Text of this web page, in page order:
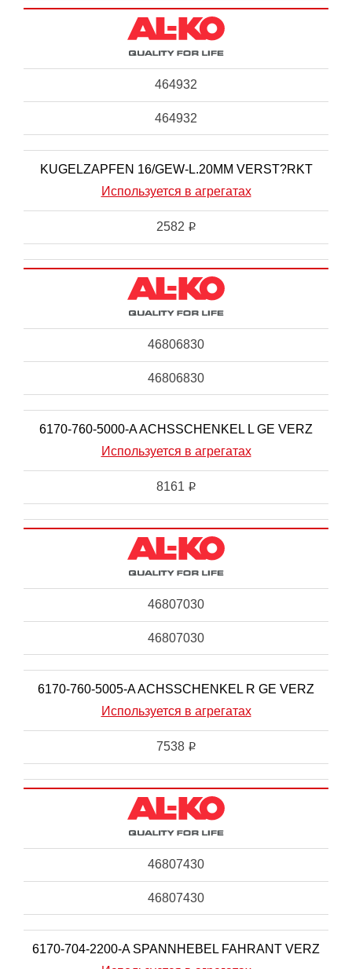
464932
464932
KUGELZAPFEN 16/GEW-L.20MM VERST?RKT
Используется в агрегатах
2582 i
46806830
46806830
6170-760-5000-A ACHSSCHENKEL L GE VERZ
Используется в агрегатах
8161 i
46807030
46807030
6170-760-5005-A ACHSSCHENKEL R GE VERZ
Используется в агрегатах
7538 i
46807430
46807430
6170-704-2200-A SPANNHEBEL FAHRANT VERZ